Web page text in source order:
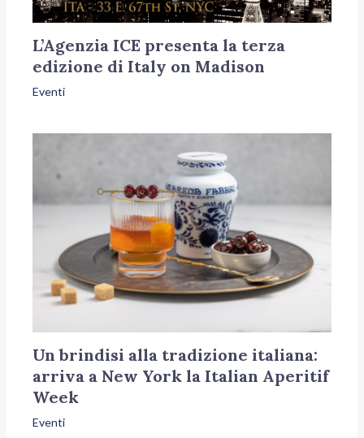
L’Agenzia ICE presenta la terza
edizione di Italy on Madison
Eventi
Un brindisi alla tradizione italiana:
arriva a New York la Italian Aperitif
Week
Eventi